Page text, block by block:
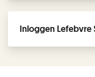
Inloggen Lefebvre